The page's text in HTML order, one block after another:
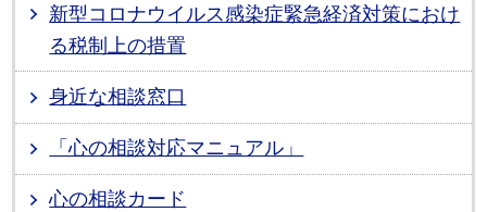
新型コロナウイルス感染症緊急経済対策におけ
る税制上の措置
身近な相談窓口
「心の相談対応マニュアル」
心の相談カード